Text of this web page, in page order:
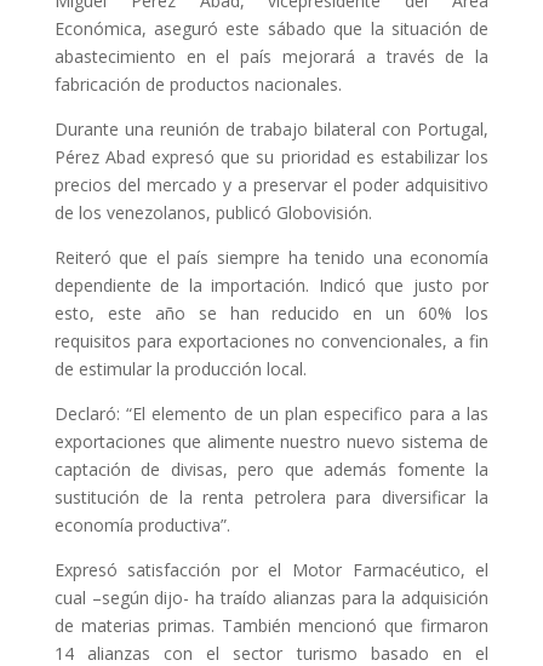
Económica, aseguró este sábado que la situación de
abastecimiento en el país mejorará a través de la
fabricación de productos nacionales.
Durante una reunión de trabajo bilateral con Portugal,
Pérez Abad expresó que su prioridad es estabilizar los
precios del mercado y a preservar el poder adquisitivo
de los venezolanos, publicó Globovisión.
Reiteró que el país siempre ha tenido una economía
dependiente de la importación. Indicó que justo por
esto, este año se han reducido en un 60% los
requisitos para exportaciones no convencionales, a fin
de estimular la producción local.
Declaró: “El elemento de un plan especifico para a las
exportaciones que alimente nuestro nuevo sistema de
captación de divisas, pero que además fomente la
sustitución de la renta petrolera para diversificar la
economía productiva”.
Expresó satisfacción por el Motor Farmacéutico, el
cual –según dijo- ha traído alianzas para la adquisición
de materias primas. También mencionó que firmaron
14 alianzas con el sector turismo basado en el